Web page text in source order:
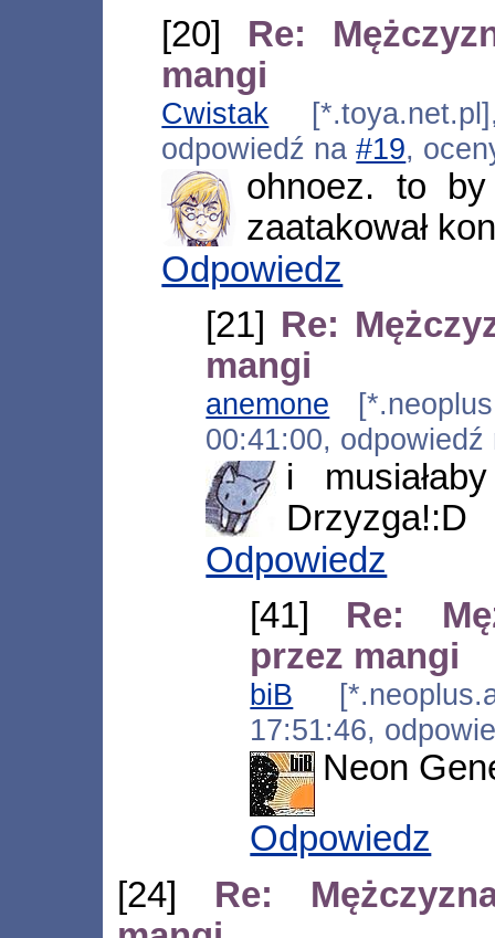
[20] Re:
mangi
Cwistak
odpowiedź na#19,
ohnoez. to
zaatakował
Odpowiedz
[21] Re:
mangi
anemone
00:41:00,
i
Drzyzga!:D
Odpowiedz
[41] Re:
przez mangi
biB
17:51:46,
Neon
Odpowiedz
[24] Re: